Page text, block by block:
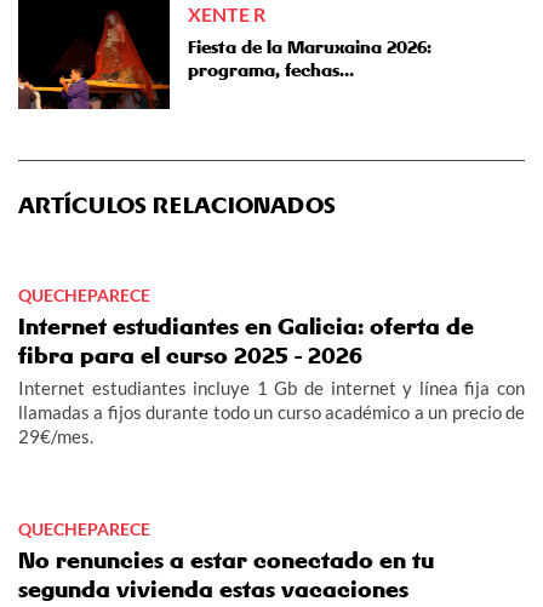
XENTE R
Fiesta de la Maruxaina 2026:
programa, fechas…
ARTÍCULOS RELACIONADOS
QUECHEPARECE
Internet estudiantes en Galicia: oferta de
fibra para el curso 2025 - 2026
Internet estudiantes incluye 1 Gb de internet y línea fija con
llamadas a fijos durante todo un curso académico a un precio de
29€/mes.
QUECHEPARECE
No renuncies a estar conectado en tu
segunda vivienda estas vacaciones